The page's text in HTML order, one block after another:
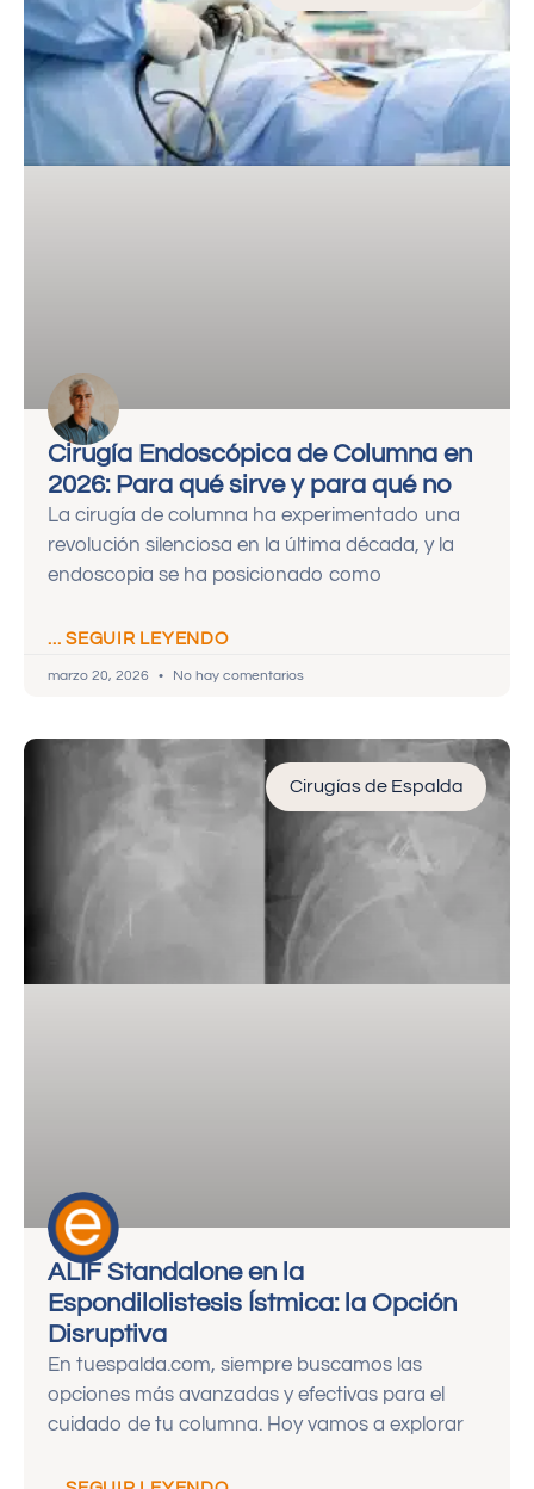
Cirugía Endoscópica de Columna en
2026: Para qué sirve y para qué no
La cirugía de columna ha experimentado una
revolución silenciosa en la última década, y la
endoscopia se ha posicionado como
... SEGUIR LEYENDO
marzo 20, 2026 No hay comentarios
Cirugías de Espalda
ALIF Standalone en la
Espondilolistesis Ístmica: la Opción
Disruptiva
En tuespalda.com, siempre buscamos las
opciones más avanzadas y efectivas para el
cuidado de tu columna. Hoy vamos a explorar